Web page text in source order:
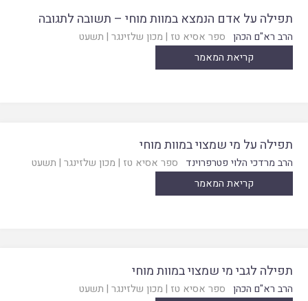
תפילה על אדם הנמצא במוות מוחי – תשובה לתגובה
הרב רא"ם הכהן ספר אסיא טז | מכון שלזינגר | תשעט
קריאת המאמר
תפילה על מי שמצוי במוות מוחי
הרב מרדכי הלוי פטרפרוינד ספר אסיא טז | מכון שלזינגר | תשעט
קריאת המאמר
תפילה לגבי מי שמצוי במוות מוחי
הרב רא"ם הכהן ספר אסיא טז | מכון שלזינגר | תשעט